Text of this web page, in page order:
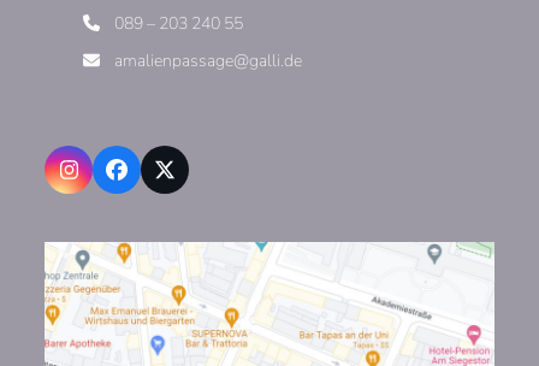
089 – 203 240 55
amalienpassage@galli.de
Instagram
Facebook
X